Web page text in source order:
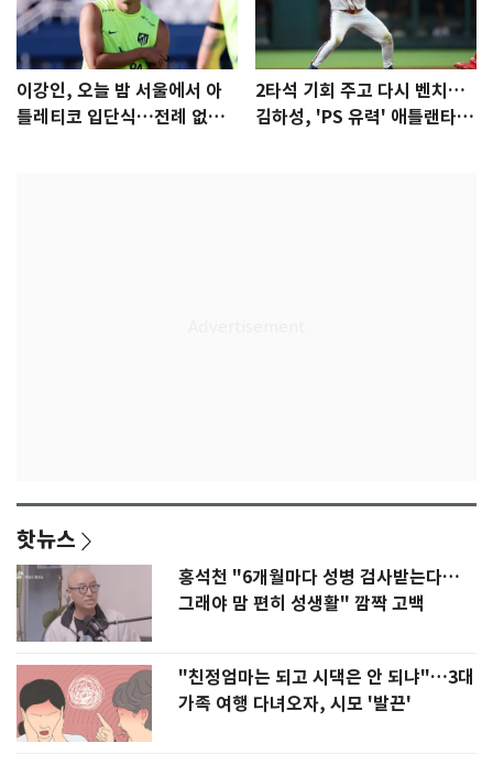
이강인, 오늘 밤 서울에서 아
틀레티코 입단식…전례 없는
2타석 기회 주고 다시 벤치…
김하성, 'PS 유력' 애틀랜타에
핫뉴스
홍석천 "6개월마다 성병 검사받는다…
그래야 맘 편히 성생활" 깜짝 고백
"친정엄마는 되고 시댁은 안 되냐"…3대
가족 여행 다녀오자, 시모 '발끈'